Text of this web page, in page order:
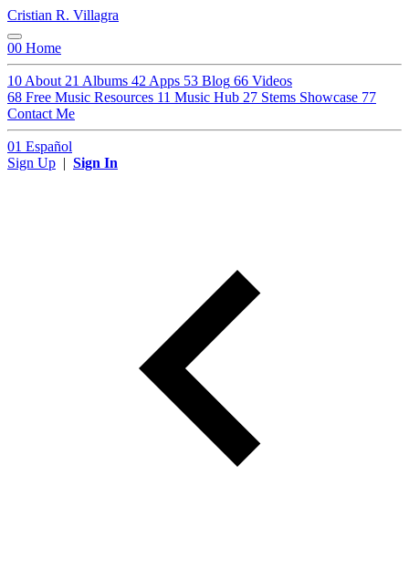
Cristian R. Villagra
00 Home
10 About 21 Albums 42 Apps 53 Blog 66 Videos
68 Free Music Resources 11 Music Hub 27 Stems Showcase 77
Contact Me
01 Español
Sign Up | Sign In